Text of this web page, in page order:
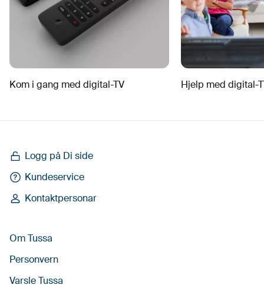
Kom i gang med digital-TV Hjelp med digital-
Logg på Di side
Kundeservice
Kontaktpersonar
Om Tussa
Personvern
Varsle Tussa